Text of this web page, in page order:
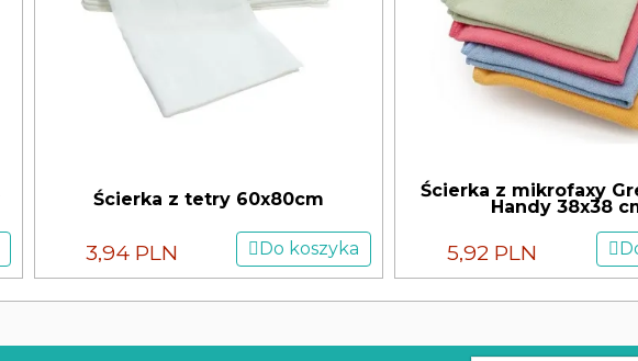
Ścierka z tetry 60x80cm
3,94 PLN Do koszyka
Ścierka z mikrofaxy
Handy 38x38
5,92 PLN